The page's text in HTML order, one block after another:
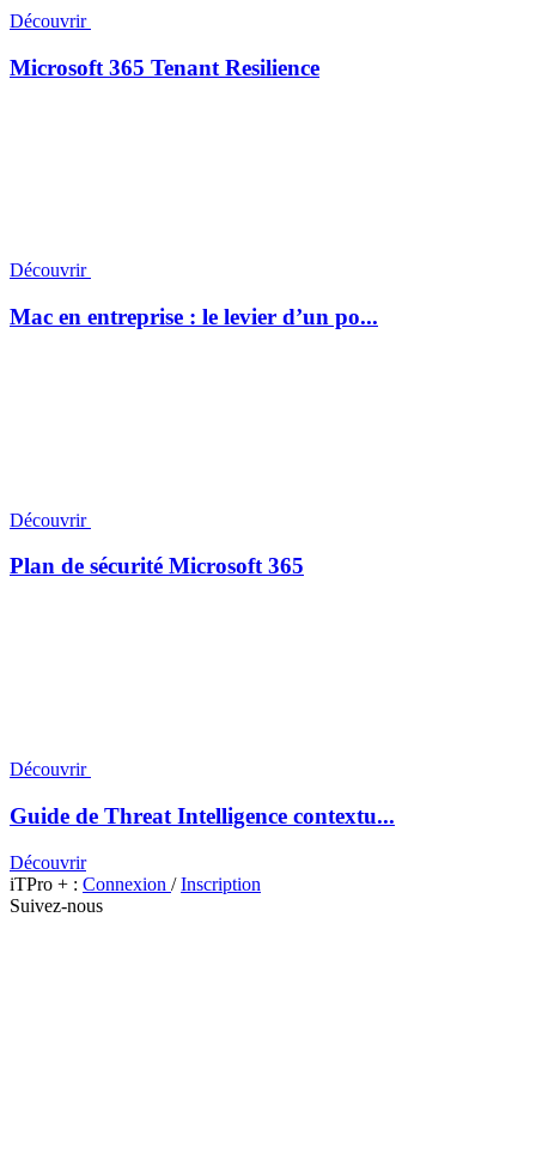
Découvrir
Microsoft 365 Tenant Resilience
Découvrir
Mac en entreprise : le levier d’un po...
Découvrir
Plan de sécurité Microsoft 365
Découvrir
Guide de Threat Intelligence contextu...
Découvrir
iTPro + : Connexion /Inscription
Suivez-nous